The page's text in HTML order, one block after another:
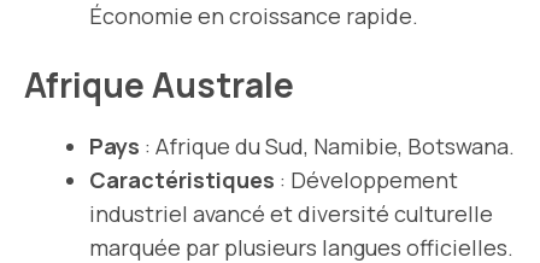
Économie en croissance rapide.
Afrique Australe
Pays : Afrique du Sud, Namibie, Botswana.
Caractéristiques : Développement
industriel avancé et diversité culturelle
marquée par plusieurs langues officielles.